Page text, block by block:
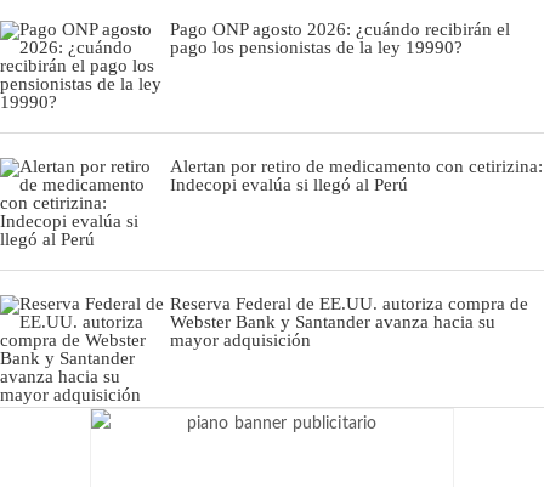
Pago ONP agosto 2026: ¿cuándo recibirán el
pago los pensionistas de la ley 19990?
Alertan por retiro de medicamento con cetirizina:
Indecopi evalúa si llegó al Perú
Reserva Federal de EE.UU. autoriza compra de
Webster Bank y Santander avanza hacia su
mayor adquisición